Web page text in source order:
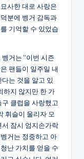
사한 대로 사랑은
분에 벵거 감독과
기억할 수 있었습
거는 “이번 시즌
팬들이 일주일 내
는 것을 알고 있
하지 않지만 한 가
클럽을 사랑했고
휘슬이 울리자 모
잠시 엄지손가락
거는 정중하고 아
난 가치를 얻을 수